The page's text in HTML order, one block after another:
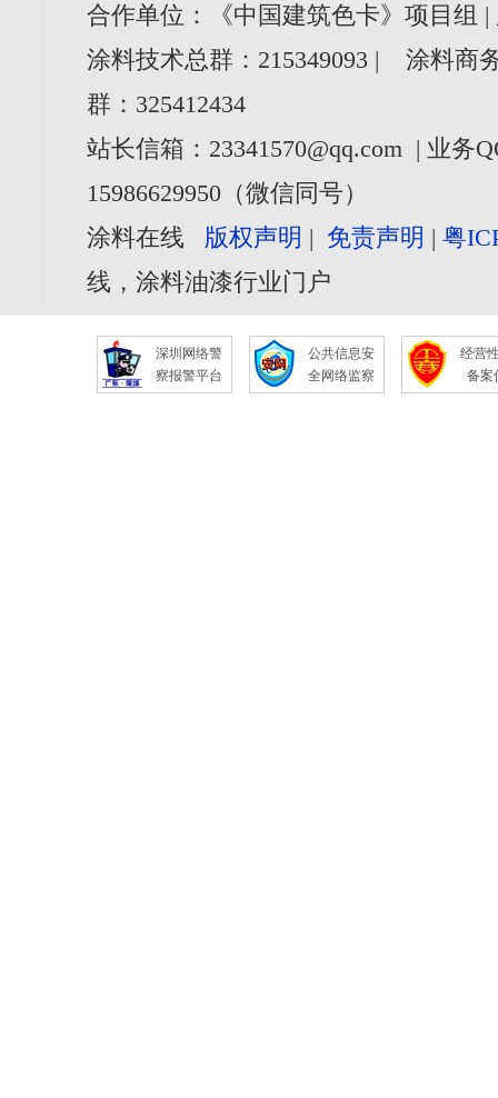
合作单位：《中国建筑色卡》项目组
涂料技术总群：215349093 | 涂料商
群：325412434
站长信箱：23341570@qq.com | 业务
15986629950（微信同号）
涂料在线 版权声明 | 免责声明 |粤
线，涂料油漆行业门户
深圳网络警
察报警平台
公共信息安
全网络监察
经营
备案